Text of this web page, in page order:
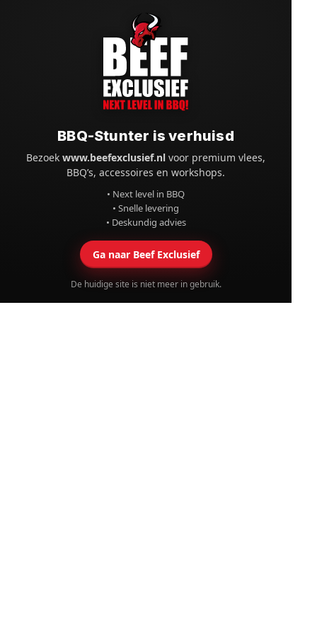
BBQ-Stunter is verhuisd
Bezoekwww.beefexclusief.nl voor premium vlees,
BBQ’s, accessoires en workshops.
• Next level in BBQ
• Snelle levering
• Deskundig advies
Ga naar Beef Exclusief
De huidige site is niet meer in gebruik.